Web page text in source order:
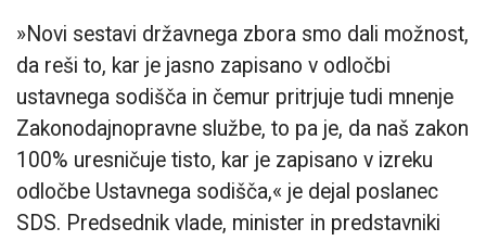
»Novi sestavi državnega zbora smo dali možnost,
da reši to, kar je jasno zapisano v odločbi
ustavnega sodišča in čemur pritrjuje tudi mnenje
Zakonodajnopravne službe, to pa je, da naš zakon
100% uresničuje tisto, kar je zapisano v izreku
odločbe Ustavnega sodišča,« je dejal poslanec
SDS. Predsednik vlade, minister in predstavniki